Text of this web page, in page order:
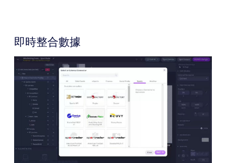
即時整合數據